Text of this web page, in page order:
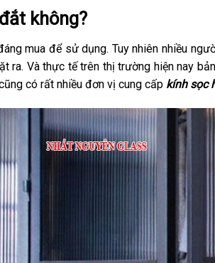
không?
mua để sử dụng. Tuy nhiên nhiều
ra. Và thực tế trên thị trường hiện nay
có rất nhiều đơn vị cung cấp kính sọc